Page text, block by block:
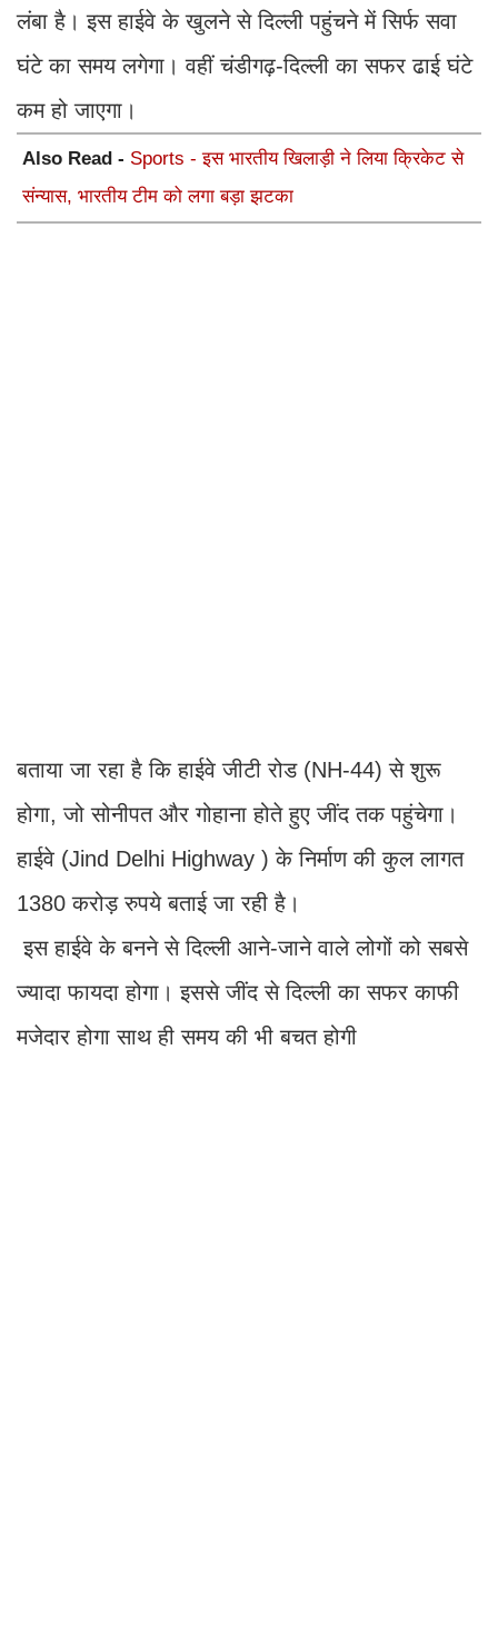
लंबा है। इस हाईवे के खुलने से दिल्ली पहुंचने में सिर्फ सवा
घंटे का समय लगेगा। वहीं चंडीगढ़-दिल्ली का सफर ढाई घंटे
कम हो जाएगा।
Also Read - Sports - इस भारतीय खिलाड़ी ने लिया क्रिकेट से
संन्यास, भारतीय टीम को लगा बड़ा झटका
बताया जा रहा है कि हाईवे जीटी रोड (NH-44) से शुरू
होगा, जो सोनीपत और गोहाना होते हुए जींद तक पहुंचेगा।
हाईवे (Jind Delhi Highway ) के निर्माण की कुल लागत
1380 करोड़ रुपये बताई जा रही है।
इस हाईवे के बनने से दिल्ली आने-जाने वाले लोगों को सबसे
ज्यादा फायदा होगा। इससे जींद से दिल्ली का सफर काफी
मजेदार होगा साथ ही समय की भी बचत होगी